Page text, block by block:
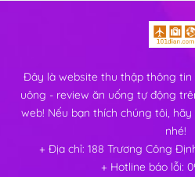
Đây là website thu thập thông tin
uông - review ăn uống tự động
web! Nếu bạn thích chúng tôi,
nhé!
+ Địa chỉ: 188 Trương Công
+ Hotline báo lỗi: